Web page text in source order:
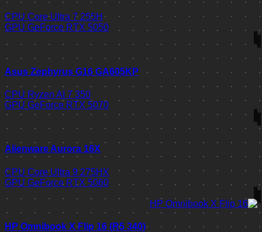
CPU Core Ultra 7 255H
GPU GeForce RTX 5050
Asus Zephyrus G16 GA605KP
CPU Ryzen AI 7 350
GPU GeForce RTX 5070
Alienware Aurora 16X
CPU Core Ultra 9 275HX
GPU GeForce RTX 5060
HP Omnibook X Flip 16 (R5 340)